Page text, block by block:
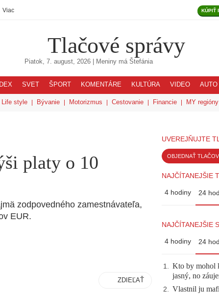
Viac KÚPIŤ
Tlačové správy
Piatok, 7. august, 2026 | Meniny má Štefánia
SVET ŠPORT KOMENTÁRE KULTÚRA VIDEO AUTO
Life style Bývanie Motorizmus Cestovanie Financie MY regióny
platy o 10
zodpovedného zamestnávateľa,
EUR.
ZDIEĽAŤ
UVEREJŇUJTE
OBJEDNAŤ
NAJČÍTANEJŠIE
4 hodiny 24
NAJČÍTANEJŠIE
4 hodiny 24
1. Kto by mohol
jasný, no
2. Vlastnil ju